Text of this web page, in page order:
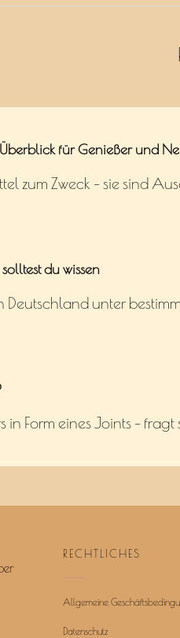
für Genießer und
zum Zweck – sie sind
du wissen
unter
in Form eines Joints –
RECHTLICHES
Allgemeine
Datenschutz